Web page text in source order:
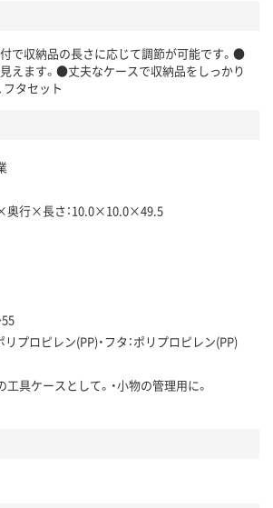
で収納品の長さに応じて調節が可能です。●
えます。●丈夫なケースで収納品をしっかり
タセット
奥行×長さ：10.0×10.0×49.5
リプロピレン(PP)・フタ：ポリプロピレン(PP)
工具ケースとして。・小物の管理用に。